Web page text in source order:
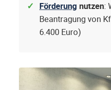
Förderung nutzen:
Beantragung von
6.400 Euro)